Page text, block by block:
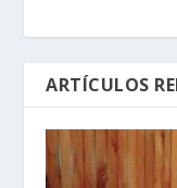
ARTÍCULOS